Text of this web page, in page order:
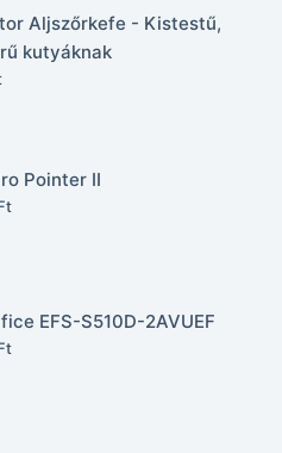
Aljszőrkefe - Kistestű,
kutyáknak
Pointer II
EFS-S510D-2AVUEF